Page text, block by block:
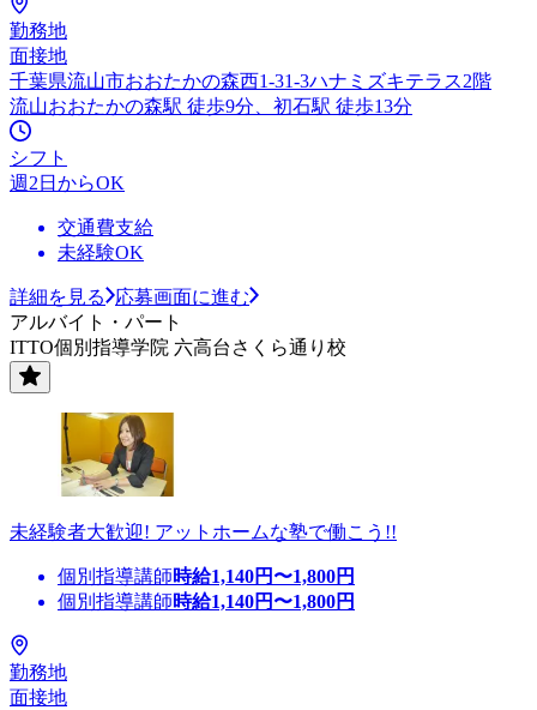
勤務地
面接地
千葉県流山市おおたかの森西1-31-3ハナミズキテラス2階
流山おおたかの森駅 徒歩9分、初石駅 徒歩13分
シフト
週2日からOK
交通費支給
未経験OK
詳細を見る
応募画面に進む
アルバイト・パート
ITTO個別指導学院 六高台さくら通り校
未経験者大歓迎! アットホームな塾で働こう!!
個別指導講師時給1,140円〜1,800円
個別指導講師時給1,140円〜1,800円
勤務地
面接地